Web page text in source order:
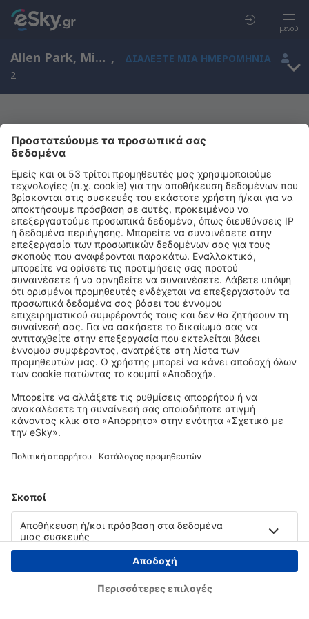
μενού
Allen Park, Michigan, Ηνωμένες Πολιτείες Αμερικής ,
ΔΙΑΛΈΞΤΕ ΜΙΑ ΗΜΕΡΟΜΗΝΊΑ
2
Μας συγχωρείτε, δεν υπάρχουν
αποτελέσματα για την αναζήτησή σας
Προσπαθήστε να κάνετε αναζήτηση με διαφορετικά κριτήρια
Copyright © eSky.gr. Με την επιφύλαξη παντός νομίμου δικαιώματος.